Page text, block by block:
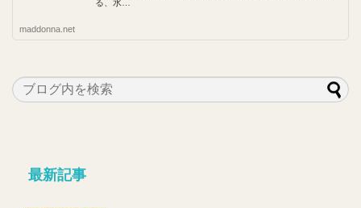
る、水…
maddonna.net
最新記事